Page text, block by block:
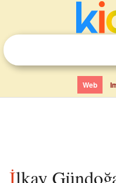
Web
İlkay